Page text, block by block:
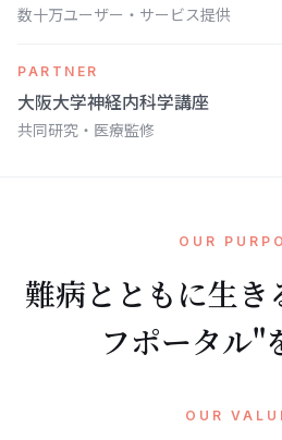
数十万ユーザー・サービス提供
PARTNER
大阪大学神経内科学講座
共同研究・医療監修
OUR
難病とともに生き
フポータル"
OUR